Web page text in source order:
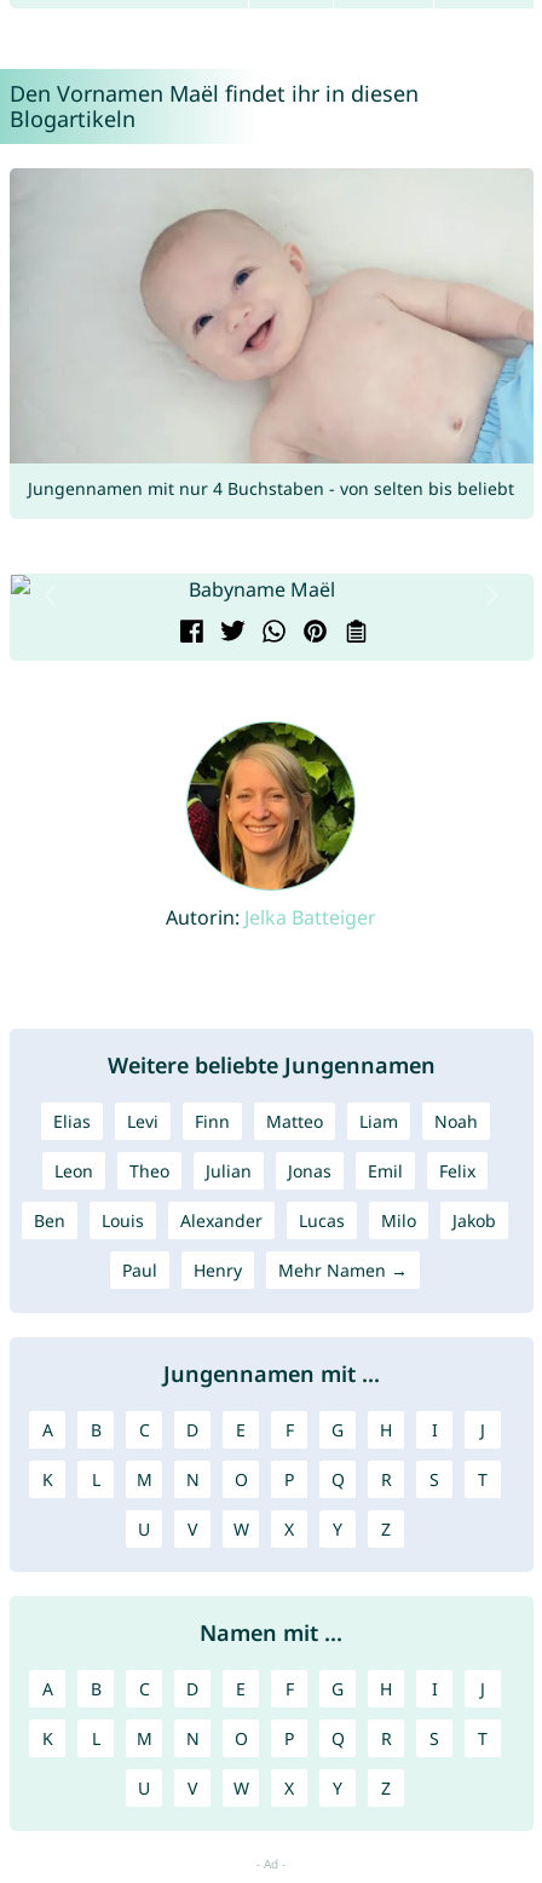
Den Vornamen Maël findet ihr in diesen
Blogartikeln
Jungennamen mit nur 4 Buchstaben - von selten bis beliebt
Autorin: Jelka Batteiger
Weitere beliebte Jungennamen
Elias Levi Finn Matteo Liam Noah
Leon Theo Julian Jonas Emil Felix
Ben Louis Alexander Lucas Milo Jakob
Paul Henry Mehr Namen →
Jungennamen mit ...
A B C D E F G H I J
K L M N O P Q R S T
U V W X Y Z
Namen mit ...
A B C D E F G H I J
K L M N O P Q R S T
U V W X Y Z